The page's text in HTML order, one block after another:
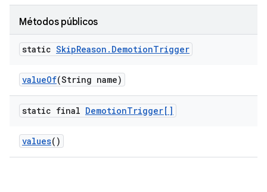
Métodos públicos
static SkipReason . DemotionTrigger
valueOf(String name)
static final DemotionTrigger[]
values()